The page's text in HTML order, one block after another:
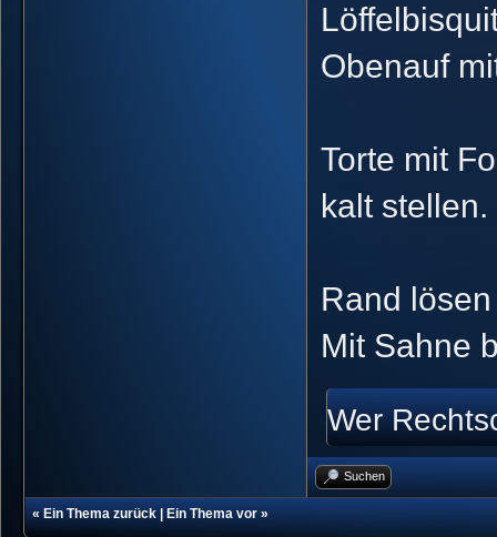
Obenauf
Torte mit
kalt stellen.
Rand
Mit Sahne
Wer
Suchen
«Ein Thema zurück Ein Thema vor »